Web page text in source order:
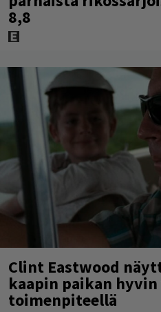
8,8
Clint Eastwood
kaapin paikan
toimenpiteellä